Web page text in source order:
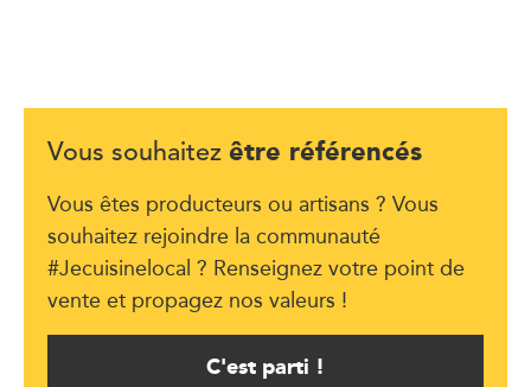
Vous souhaitez être référencés
Vous êtes producteurs ou artisans ? Vous
souhaitez rejoindre la communauté
#Jecuisinelocal ? Renseignez votre point de
vente et propagez nos valeurs !
C'est parti !